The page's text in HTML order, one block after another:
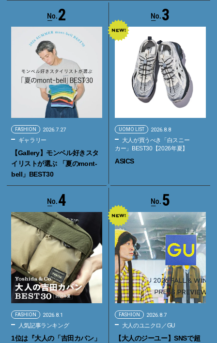
2
FASHION 2026.7.27
ギャラリー
【Gallery】モンベル好きスタ
イリストが選ぶ 「夏のmont-
bell」BEST30
3
UOMO LIST 2026.8.8
大人が買うべき「白スニー
カー」BEST30【2026年夏】
ASICS
4
FASHION 2026.8.1
人気記事ランキング
1位は『大人の「吉田カバン」
5
FASHION 2026.8.7
大人のユニクロ／GU
【大人のジーユー】SNSで超